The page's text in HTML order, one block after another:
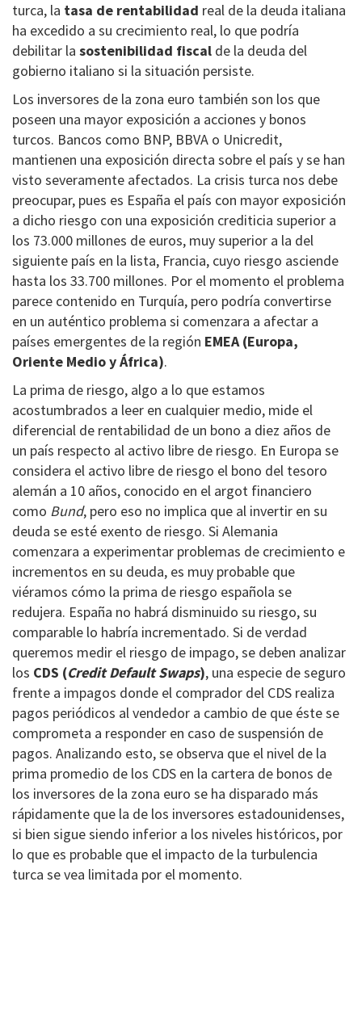
turca, la tasa de rentabilidad real de la deuda italiana
ha excedido a su crecimiento real, lo que podría
debilitar la sostenibilidad fiscal de la deuda del
gobierno italiano si la situación persiste.
Los inversores de la zona euro también son los que
poseen una mayor exposición a acciones y bonos
turcos. Bancos como BNP, BBVA o Unicredit,
mantienen una exposición directa sobre el país y se han
visto severamente afectados. La crisis turca nos debe
preocupar, pues es España el país con mayor exposición
a dicho riesgo con una exposición crediticia superior a
los 73.000 millones de euros, muy superior a la del
siguiente país en la lista, Francia, cuyo riesgo asciende
hasta los 33.700 millones. Por el momento el problema
parece contenido en Turquía, pero podría convertirse
en un auténtico problema si comenzara a afectar a
países emergentes de la región EMEA (Europa,
Oriente Medio y África).
La prima de riesgo, algo a lo que estamos
acostumbrados a leer en cualquier medio, mide el
diferencial de rentabilidad de un bono a diez años de
un país respecto al activo libre de riesgo. En Europa se
considera el activo libre de riesgo el bono del tesoro
alemán a 10 años, conocido en el argot financiero
como Bund, pero eso no implica que al invertir en su
deuda se esté exento de riesgo. Si Alemania
comenzara a experimentar problemas de crecimiento e
incrementos en su deuda, es muy probable que
viéramos cómo la prima de riesgo española se
redujera. España no habrá disminuido su riesgo, su
comparable lo habría incrementado. Si de verdad
queremos medir el riesgo de impago, se deben analizar
los CDS (Credit Default Swaps), una especie de seguro
frente a impagos donde el comprador del CDS realiza
pagos periódicos al vendedor a cambio de que éste se
comprometa a responder en caso de suspensión de
pagos. Analizando esto, se observa que el nivel de la
prima promedio de los CDS en la cartera de bonos de
los inversores de la zona euro se ha disparado más
rápidamente que la de los inversores estadounidenses,
si bien sigue siendo inferior a los niveles históricos, por
lo que es probable que el impacto de la turbulencia
turca se vea limitada por el momento.